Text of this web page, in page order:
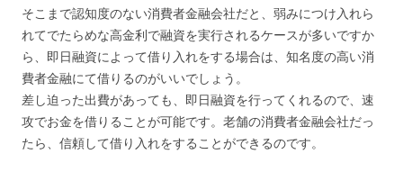
そこまで認知度のない消費者金融会社だと、弱みにつけ入れら
れてでたらめな高金利で融資を実行されるケースが多いですか
ら、即日融資によって借り入れをする場合は、知名度の高い消
費者金融にて借りるのがいいでしょう。
差し迫った出費があっても、即日融資を行ってくれるので、速
攻でお金を借りることが可能です。老舗の消費者金融会社だっ
たら、信頼して借り入れをすることができるのです。